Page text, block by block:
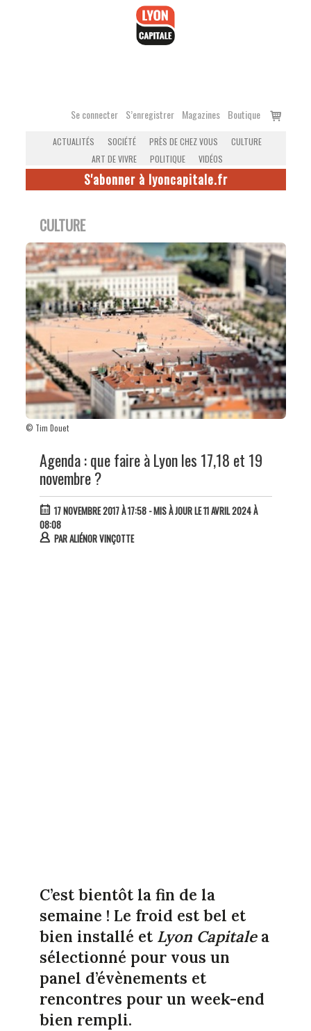
Se connecter S’enregistrer Magazines Boutique
Voir
ACTUALITÉS SOCIÉTÉ PRÈS DE CHEZ VOUS
CULTURE
ART DE VIVRE
POLITIQUE VIDÉOS
S'abonner à lyoncapitale.fr
CULTURE
© Tim Douet
Agenda : que faire à Lyon les 17,18 et 19
novembre ?
17 NOVEMBRE 2017 À 17:58- MIS À JOUR LE 11 AVRIL 2024 À
08:08
PARALIÉNOR VINÇOTTE
C’est bientôt la fin de la
semaine ! Le froid est bel et
bien installé et Lyon Capitale a
sélectionné pour vous un
panel d’évènements et
rencontres pour un week-end
bien rempli.